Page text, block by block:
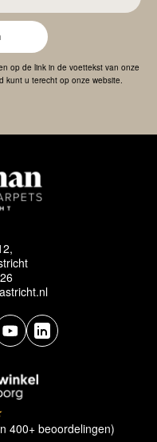
op de link in de voettekst van onze
kunt u terecht op onze website.
400+ beoordelingen)